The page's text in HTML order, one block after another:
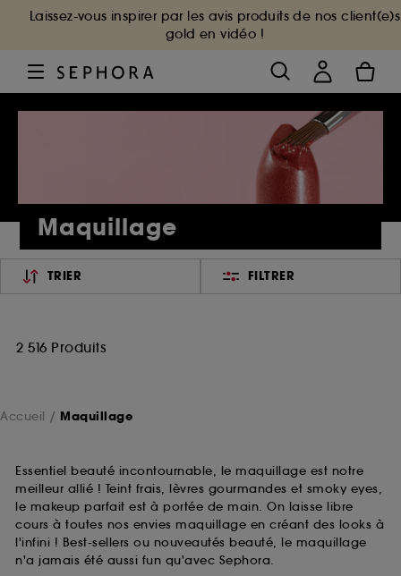
Laissez-vous inspirer par les avis produits de nos client(e)s
gold en vidéo !
Maquillage
TRIER FILTRER
2 516 Produits
Accueil Maquillage
Essentiel beauté incontournable, le maquillage est notre
meilleur allié ! Teint frais, lèvres gourmandes et smoky eyes,
le makeup parfait est à portée de main. On laisse libre
cours à toutes nos envies maquillage en créant des looks à
l'infini ! Best-sellers ou nouveautés beauté, le maquillage
n'a jamais été aussi fun qu'avec Sephora.